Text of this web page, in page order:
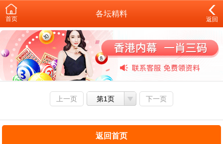
首页
各坛精料
返回
上一页 第1页 下一页
返回首页